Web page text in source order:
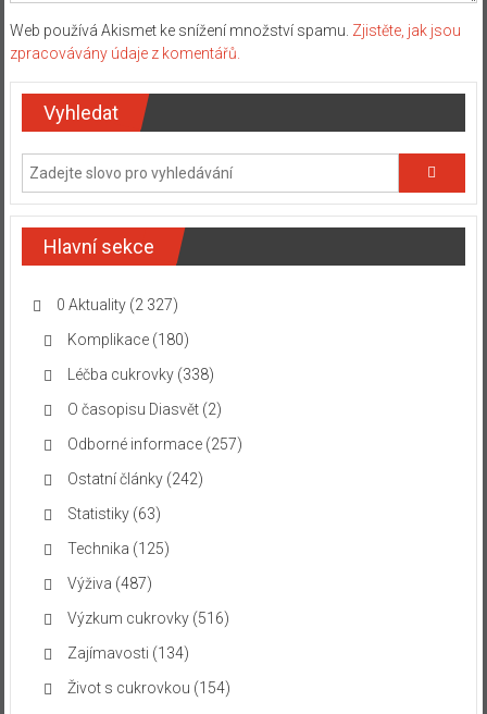
Web používá Akismet ke snížení množství spamu. Zjistěte, jak jsou
zpracovávány údaje z komentářů.
Vyhledat
Hlavní sekce
0 Aktuality(2 327)
Komplikace(180)
Léčba cukrovky(338)
O časopisu Diasvět(2)
Odborné informace(257)
Ostatní články(242)
Statistiky(63)
Technika (125)
Výživa (487)
Výzkum cukrovky(516)
Zajímavosti (134)
Život s cukrovkou (154)